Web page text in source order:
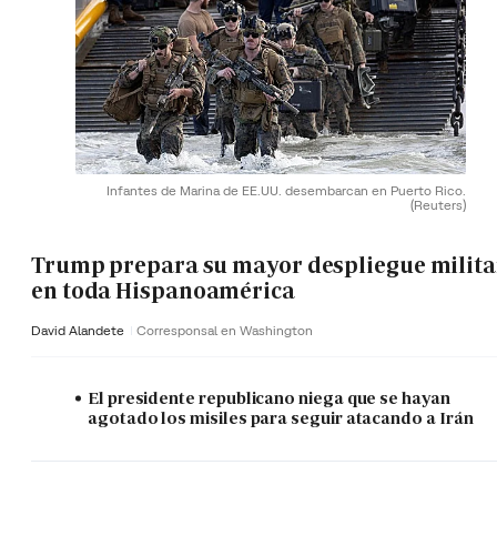
Infantes de Marina de EE.UU. desembarcan en Puerto Rico.
(Reuters)
Trump prepara su mayor despliegue
en toda Hispanoamérica
David Alandete Corresponsal en Washington
El presidente republicano niega que se hayan
agotado los misiles para seguir atacando a Irán